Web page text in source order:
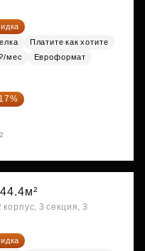
Платите как хотите
мес
Евроформат
44.4м²
3 секция, 3